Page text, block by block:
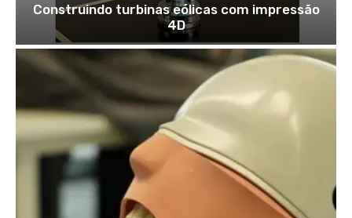
Construindo turbinas eólicas com impressão
4D